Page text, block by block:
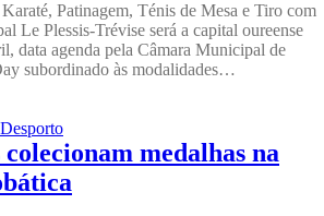
Patinagem, Ténis de Mesa e Tiro com
Le Plessis-Trévise será a capital oureense
data agenda pela Câmara Municipal de
subordinado às modalidades…
colecionam medalhas na